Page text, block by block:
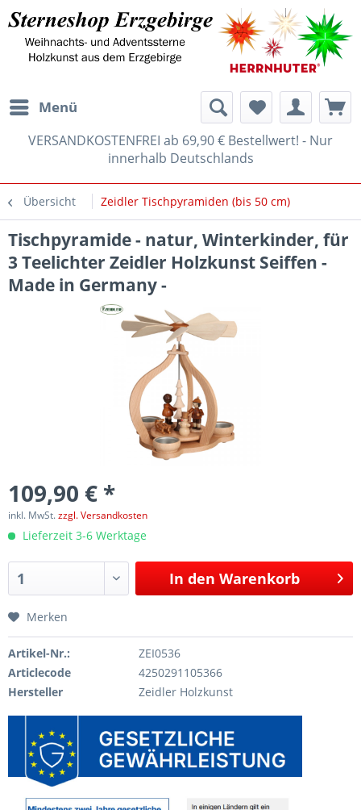
Menü
VERSANDKOSTENFREI ab 69,90 € Bestellwert! - Nur
innerhalb Deutschlands
Übersicht Zeidler Tischpyramiden (bis 50 cm)
Tischpyramide - natur, Winterkinder, für
3 Teelichter Zeidler Holzkunst Seiffen -
Made in Germany -
109,90 € *
inkl. MwSt.zzgl. Versandkosten
Lieferzeit 3-6 Werktage
In den Warenkorb
Merken
Artikel-Nr.:
ZEI0536
Articlecode
4250291105366
Hersteller
Zeidler Holzkunst